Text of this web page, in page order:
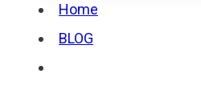
Home
BLOG